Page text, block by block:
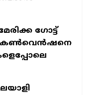
ഗോട്ട്
കൺവെൻഷനെ